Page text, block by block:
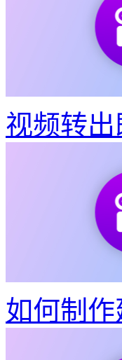
视频转
如何制